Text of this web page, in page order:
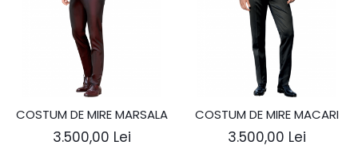
COSTUM DE MIRE MARSALA
3.500,00 Lei
COSTUM DE MIRE MACARI
3.500,00 Lei